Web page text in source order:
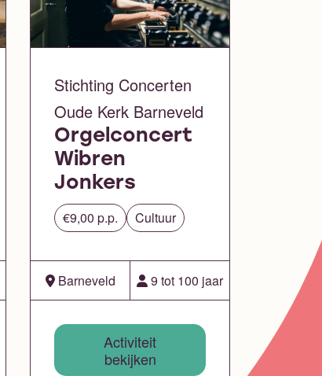
Stichting Concerten
Oude Kerk Barneveld
Orgelconcert
Wibren
Jonkers
€9,00 p.p. Cultuur
Barneveld 9 tot 100 jaar
Activiteit
bekijken